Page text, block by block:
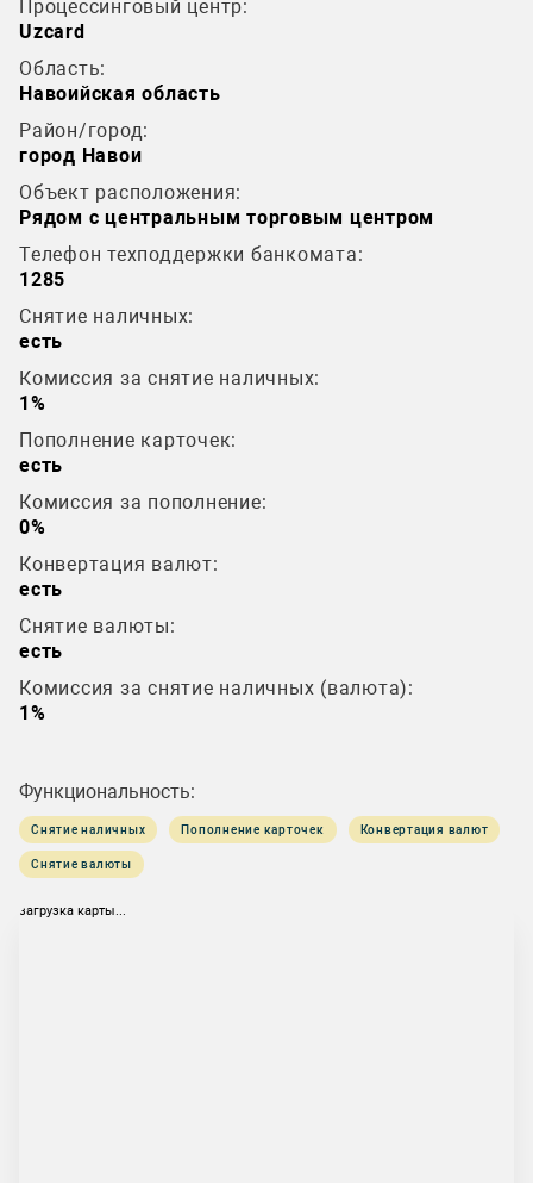
Процессинговый центр:
Uzcard
Область:
Навоийская область
Район/город:
город Навои
Объект расположения:
Рядом с центральным торговым центром
Телефон техподдержки банкомата:
1285
Снятие наличных:
есть
Комиссия за снятие наличных:
1%
Пополнение карточек:
есть
Комиссия за пополнение:
0%
Конвертация валют:
есть
Снятие валюты:
есть
Комиссия за снятие наличных (валюта):
1%
Функциональность:
Снятие наличных Пополнение карточек Конвертация валют
Снятие валюты
загрузка карты...